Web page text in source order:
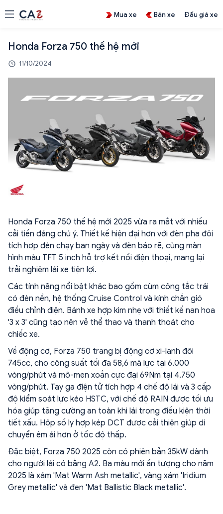
Mua xe Bán xe Đấu giá xe
Honda Forza 750 thế hệ mới
11/10/2024
Honda Forza 750 thế hệ mới 2025 vừa ra mắt với nhiều
cải tiến đáng chú ý. Thiết kế hiện đại hơn với đèn pha đôi
tích hợp đèn chạy ban ngày và đèn báo rẽ, cùng màn
hình màu TFT 5 inch hỗ trợ kết nối điện thoại, mang lại
trải nghiệm lái xe tiện lợi.
Các tính năng nổi bật khác bao gồm cùm công tắc trái
có đèn nền, hệ thống Cruise Control và kính chắn gió
điều chỉnh điện. Bánh xe hợp kim nhẹ với thiết kế nan hoa
'3 x 3' cũng tạo nên vẻ thể thao và thanh thoát cho
chiếc xe.
Về động cơ, Forza 750 trang bị động cơ xi-lanh đôi
745cc, cho công suất tối đa 58,6 mã lực tại 6.000
vòng/phút và mô-men xoắn cực đại 69Nm tại 4.750
vòng/phút. Tay ga điện tử tích hợp 4 chế độ lái và 3 cấp
độ kiểm soát lực kéo HSTC, với chế độ RAIN được tối ưu
hóa giúp tăng cường an toàn khi lái trong điều kiện thời
tiết xấu. Hộp số ly hợp kép DCT được cải thiện giúp di
chuyển êm ái hơn ở tốc độ thấp.
Đặc biệt, Forza 750 2025 còn có phiên bản 35kW dành
cho người lái có bằng A2. Ba màu mới ấn tượng cho năm
2025 là xám 'Mat Warm Ash metallic', vàng xám 'Iridium
Grey metallic' và đen 'Mat Ballistic Black metallic'.